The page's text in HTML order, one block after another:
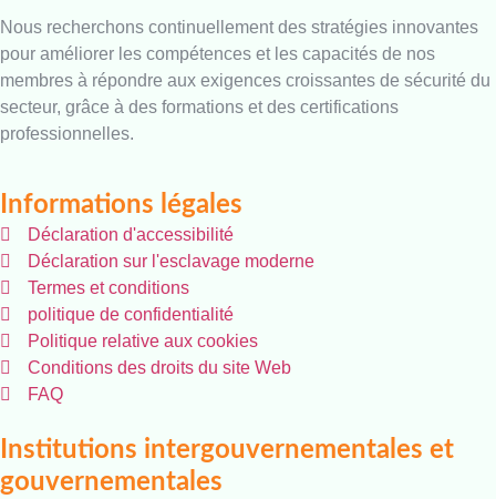
Nous recherchons continuellement des stratégies innovantes
pour améliorer les compétences et les capacités de nos
membres à répondre aux exigences croissantes de sécurité du
secteur, grâce à des formations et des certifications
professionnelles.
Informations légales
Déclaration d'accessibilité
Déclaration sur l'esclavage moderne
Termes et conditions
politique de confidentialité
Politique relative aux cookies
Conditions des droits du site Web
FAQ
Institutions intergouvernementales et
gouvernementales